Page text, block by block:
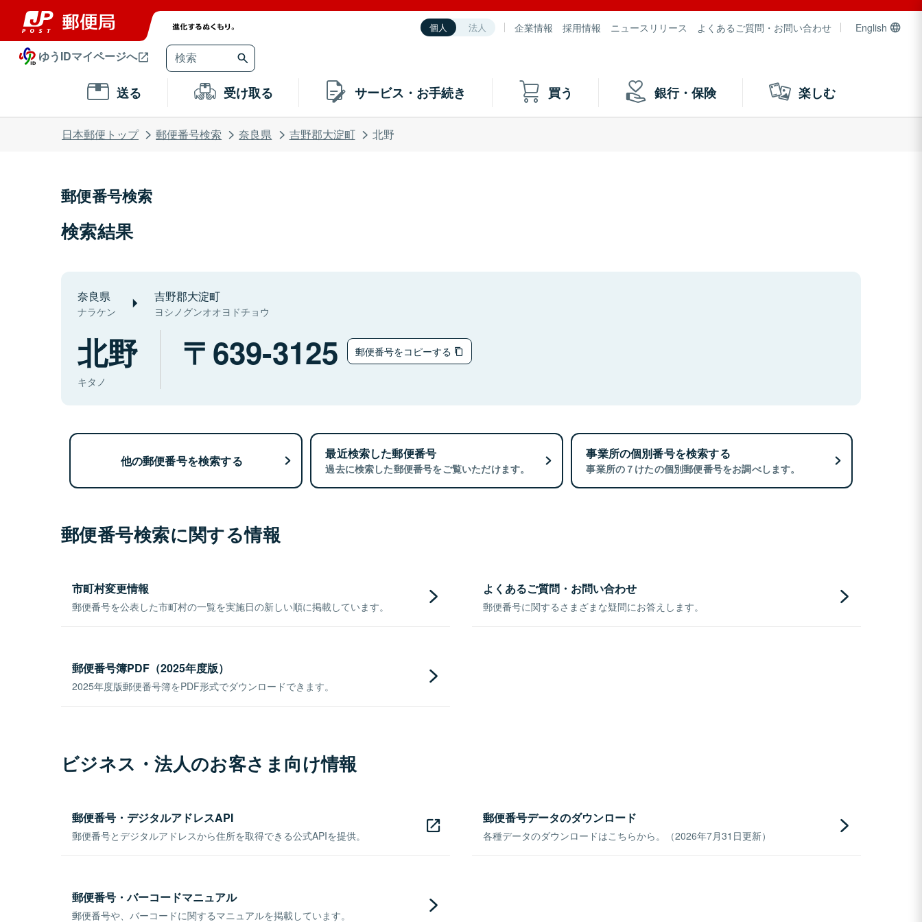
個人 法人 企業情報 採用情報 ニュースリリース よくあるご質問・お問い合わせ English
ゆうIDマイページへ
送る 受け取る サービス・お手続き 買う 銀行・保険 楽しむ
日本郵便トップ 郵便番号検索 奈良県 吉野郡大淀町 北野
郵便番号検索
検索結果
奈良県
ナラケン
吉野郡大淀町
ヨシノグンオオヨドチョウ
北野
キタノ
639-3125 郵便番号をコピーする
他の郵便番号を検索する 最近検索した郵便番号
過去に検索した郵便番号をご覧いただけます。
事業所の個別番号を検索する
事業所の７けたの個別郵便番号をお調べします。
郵便番号検索に関する情報
市町村変更情報
郵便番号を公表した市町村の一覧を実施日の新しい順に掲載しています。
よくあるご質問・お問い合わせ
郵便番号に関するさまざまな疑問にお答えします。
郵便番号簿PDF（2025年度版）
2025年度版郵便番号簿をPDF形式でダウンロードできます。
ビジネス・法人のお客さま向け情報
郵便番号・デジタルアドレスAPI
郵便番号とデジタルアドレスから住所を取得できる公式APIを提供。
郵便番号データのダウンロード
各種データのダウンロードはこちらから。（2026年7月31日更新）
郵便番号・バーコードマニュアル
郵便番号や、バーコードに関するマニュアルを掲載しています。